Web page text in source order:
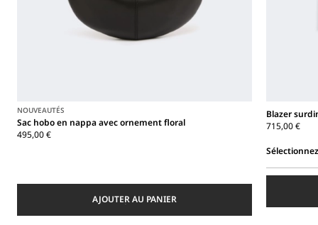
NOUVEAUTÉS
Sac hobo en nappa avec ornement floral
495,00 €
AJOUTER AU PANIER
Blazer
715,00 €